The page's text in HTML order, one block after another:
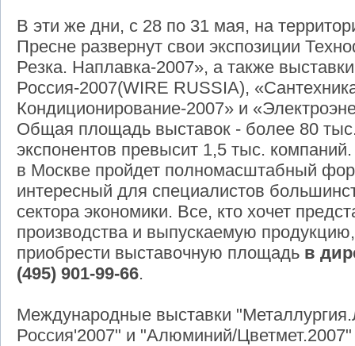
В эти же дни, с 28 по 31 мая, на
Пресне развернут свои экспозиции
Резка. Наплавка-2007», а также
Россия-2007(WIRE RUSSIA),
Кондиционирование-2007» и
Общая площадь выставок - более 80
экспонентов превысит 1,5 тыс.
в Москве пройдет полномасштабный
интересный для специалистов
сектора экономики. Все, кто хочет
производства и выпускаемую
приобрести выставочную площадь в
(495) 901-99-66.
Международные выставки
Россия'2007" и "Алюминий/Цветмет.2007"